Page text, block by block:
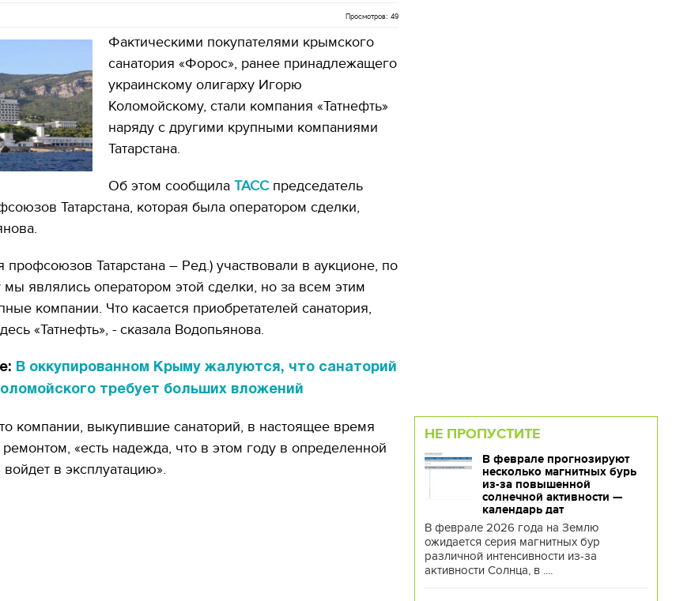
Просмотров: 49
Фактическими покупателями крымского
санатория «Форос», ранее принадлежащего
украинскому олигарху Игорю
Коломойскому, стали компания «Татнефть»
наряду с другими крупными компаниями
Татарстана.
Об этом сообщила ТАССпредседатель
Татарстана, которая была оператором сделки,
Татарстана – Ред.) участвовали в аукционе, по
являлись оператором этой сделки, но за всем этим
компании. Что касается приобретателей санатория,
«Татнефть», - сказала Водопьянова.
В оккупированном Крыму жалуются, что санаторий
требует больших вложений
компании, выкупившие санаторий, в настоящее время
«есть надежда, что в этом году в определенной
войдет в эксплуатацию».
НЕ ПРОПУСТИТЕ
В феврале прогнозируют
несколько магнитных бурь
из-за повышенной
солнечной активности —
календарь дат
В феврале 2026 года на Землю
ожидается серия магнитных бур
различной интенсивности из-за
активности Солнца, в ....